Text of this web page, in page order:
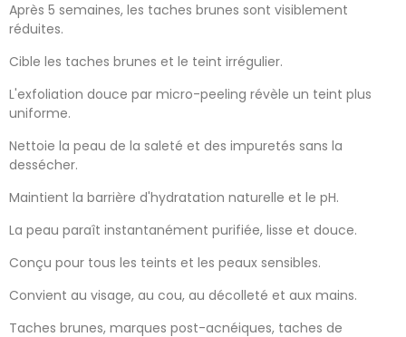
Après 5 semaines, les taches brunes sont visiblement
réduites.
Cible les taches brunes et le teint irrégulier.
L'exfoliation douce par micro-peeling révèle un teint plus
uniforme.
Nettoie la peau de la saleté et des impuretés sans la
dessécher.
Maintient la barrière d'hydratation naturelle et le pH.
La peau paraît instantanément purifiée, lisse et douce.
Conçu pour tous les teints et les peaux sensibles.
Convient au visage, au cou, au décolleté et aux mains.
Taches brunes, marques post-acnéiques, taches de